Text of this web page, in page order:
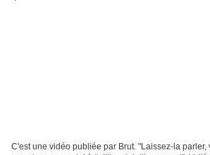
C'est une vidéo publiée par Brut. "Laissez-la parler,